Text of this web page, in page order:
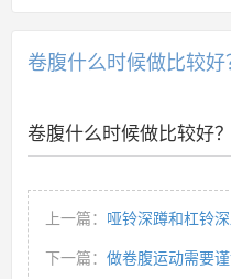
卷腹什么时候做比较好
卷腹什么时候做比较好？
上一篇： 哑铃深蹲和杠铃
下一篇： 做卷腹运动需要